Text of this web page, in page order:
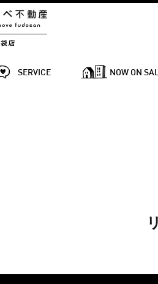
SERVICE NOW ON